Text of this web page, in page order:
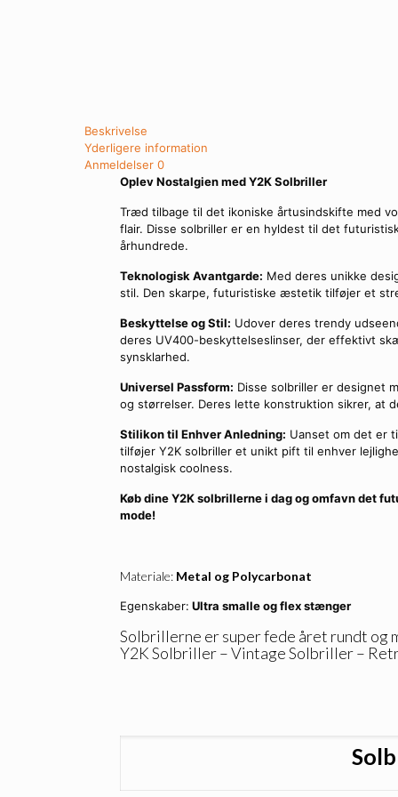
Beskrivelse
Yderligere information
Anmeldelser 0
Oplev Nostalgien med Y2K Solbriller
Træd tilbage til det ikoniske årtusindskifte med
flair. Disse solbriller er en hyldest til det
århundrede.
Teknologisk Avantgarde: Med deres unikke
stil. Den skarpe, futuristiske æstetik tilføjer et
Beskyttelse og Stil: Udover deres trendy
deres UV400-beskyttelseslinser, der effektivt
synsklarhed.
Universel Passform: Disse solbriller er designet
og størrelser. Deres lette konstruktion sikrer, at
Stilikon til Enhver Anledning: Uanset om det er
tilføjer Y2K solbriller et unikt pift til enhver
nostalgisk coolness.
Køb dine Y2K solbrillerne i dag og omfavn det
mode!
Materiale: Metal og Polycarbonat
Egenskaber: Ultra smalle og flex stænger
Solbrillerne er super fede året rundt og
Y2K Solbriller – Vintage Solbriller –